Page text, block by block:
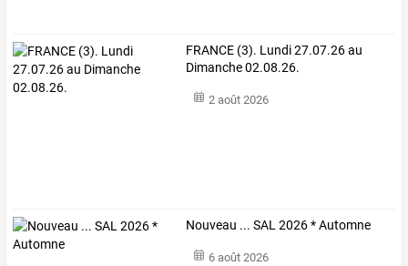
FRANCE (3). Lundi 27.07.26 au
Dimanche 02.08.26.
2 août 2026
Nouveau ... SAL 2026 * Automne
6 août 2026